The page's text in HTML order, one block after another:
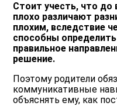
Стоит учесть, что
плохо различают
плохим, вследствие
способны
правильное
решение.
Поэтому родители
коммуникативные
объяснять ему, как